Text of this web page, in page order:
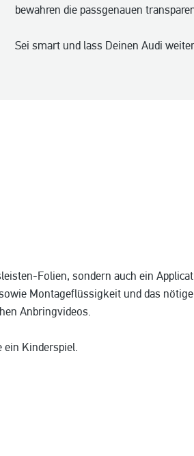
bewahren die passgenauen
Sei smart und lass Deinen Audi
Folien, sondern auch ein
Montageflüssigkeit und das nötige
Anbringvideos.
ein Kinderspiel.